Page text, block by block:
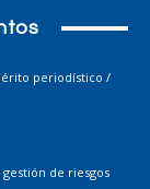
periodístico /
de riesgos